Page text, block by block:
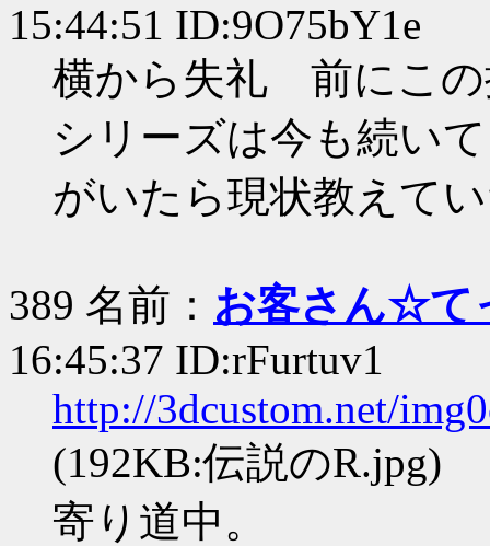
15:44:51 ID:9O75bY1e
横から失礼 前にこの
シリーズは今も続い
がいたら現状教えて
389 名前： お客さん☆て
16:45:37 ID:rFurtuv1
http://3dcustom.net/
(192KB:伝説のR.jpg)
寄り道中。